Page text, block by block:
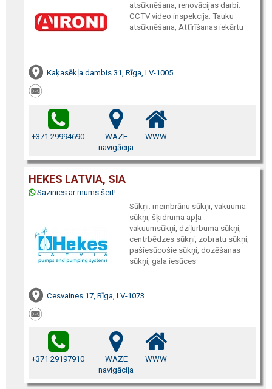
atsūknēšana, renovācijas darbi.
CCTV video inspekcija. Tauku
atsūknēšana, Attīrīšanas iekārtu
Kaķasēkļa dambis 31, Rīga, LV-1005
+371 29994690
WAZE
navigācija
WWW
HEKES LATVIA, SIA
Sazinies ar mums šeit!
Sūkņi: membrānu sūkņi, vakuuma
sūkņi, šķidruma apļa
vakuumsūkņi, dziļurbuma sūkņi,
centrbēdzes sūkņi, zobratu sūkņi,
pašiesūcošie sūkņi, dozēšanas
sūkņi, gala iesūces
Cesvaines 17, Rīga, LV-1073
+371 29197910
WAZE
navigācija
WWW